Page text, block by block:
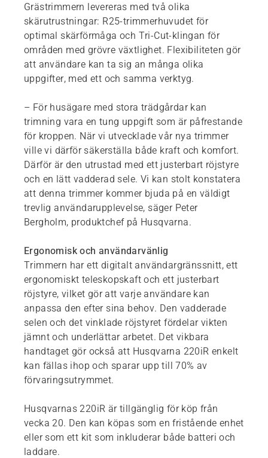
Grästrimmern levereras med två olika
skärutrustningar: R25-trimmerhuvudet för
optimal skärförmåga och Tri-Cut-klingan för
områden med grövre växtlighet. Flexibiliteten gör
att användare kan ta sig an många olika
uppgifter, med ett och samma verktyg.
– För husägare med stora trädgårdar kan
trimning vara en tung uppgift som är påfrestande
för kroppen. När vi utvecklade vår nya trimmer
ville vi därför säkerställa både kraft och komfort.
Därför är den utrustad med ett justerbart röjstyre
och en lätt vadderad sele. Vi kan stolt konstatera
att denna trimmer kommer bjuda på en väldigt
trevlig användarupplevelse, säger Peter
Bergholm, produktchef på Husqvarna.
Ergonomisk och användarvänlig
Trimmern har ett digitalt användargränssnitt, ett
ergonomiskt teleskopskaft och ett justerbart
röjstyre, vilket gör att varje användare kan
anpassa den efter sina behov. Den vadderade
selen och det vinklade röjstyret fördelar vikten
jämnt och underlättar arbetet. Det vikbara
handtaget gör också att Husqvarna 220iR enkelt
kan fällas ihop och sparar upp till 70% av
förvaringsutrymmet.
Husqvarnas 220iR är tillgänglig för köp från
vecka 20. Den kan köpas som en fristående enhet
eller som ett kit som inkluderar både batteri och
laddare.